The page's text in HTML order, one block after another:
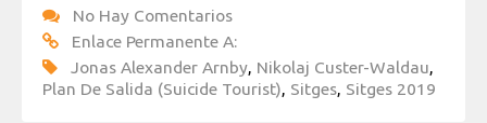
No Hay Comentarios
Enlace Permanente A:
Jonas Alexander Arnby, Nikolaj Custer-Waldau,
Plan De Salida (Suicide Tourist), Sitges, Sitges 2019